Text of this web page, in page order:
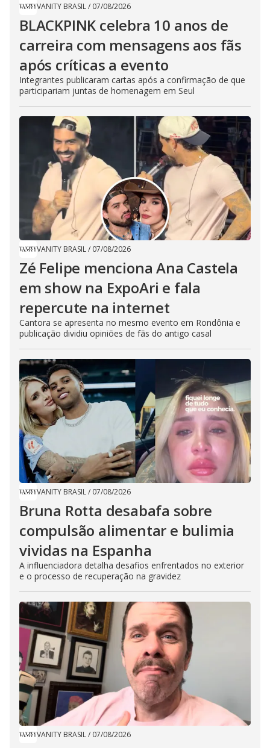
VANITY BRASIL/ 07/08/2026
BLACKPINK celebra 10 anos de
carreira com mensagens aos fãs
após críticas a evento
Integrantes publicaram cartas após a confirmação de que
participariam juntas de homenagem em Seul
VANITY BRASIL/ 07/08/2026
Zé Felipe menciona Ana Castela
em show na ExpoAri e fala
repercute na internet
Cantora se apresenta no mesmo evento em Rondônia e
publicação dividiu opiniões de fãs do antigo casal
VANITY BRASIL/ 07/08/2026
Bruna Rotta desabafa sobre
compulsão alimentar e bulimia
vividas na Espanha
A influenciadora detalha desafios enfrentados no exterior
e o processo de recuperação na gravidez
VANITY BRASIL/ 07/08/2026